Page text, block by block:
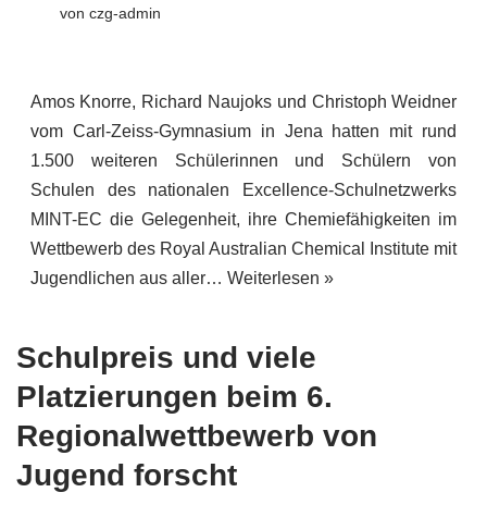
von czg-admin
Amos Knorre, Richard Naujoks und Christoph Weidner
vom Carl-Zeiss-Gymnasium in Jena hatten mit rund
1.500 weiteren Schülerinnen und Schülern von
Schulen des nationalen Excellence-Schulnetzwerks
MINT-EC die Gelegenheit, ihre Chemiefähigkeiten im
Wettbewerb des Royal Australian Chemical Institute mit
Jugendlichen aus aller… Weiterlesen »
Schulpreis und viele
Platzierungen beim 6.
Regionalwettbewerb von
Jugend forscht